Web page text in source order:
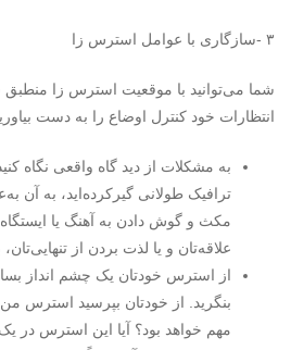
۳ -سازگاری با عوامل استرس زا
شما می‌توانید با موقعیت استرس زا منطبق
انتظارات خود کنترل اوضاع را به دست
به مشکلات از دید گاه واقعی نگاه
ترافیک طولانی گیرکرده‌اید، به آن
مکث و گوش دادن به آهنگ یا ایستگاه
علاقه‌تان و یا لذت بردن از تنهایی‌تان،
از استرس خودتان یک چشم انداز
بنگرید. از خودتان بپرسید استرس
مهم خواهد بود؟ آیا این استرس در